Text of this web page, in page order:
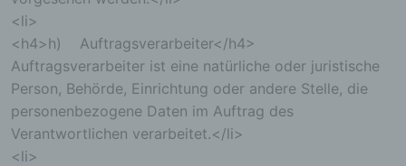
<li>
<h4>h) Auftragsverarbeiter</h4>
Auftragsverarbeiter ist eine natürliche oder juristische
Person, Behörde, Einrichtung oder andere Stelle, die
personenbezogene Daten im Auftrag des
Verantwortlichen verarbeitet.</li>
<li>